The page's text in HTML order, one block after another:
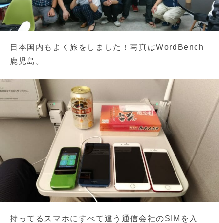
日本国内もよく旅をしました！写真はWordBench
鹿児島。
持ってるスマホにすべて違う通信会社のSIMを入